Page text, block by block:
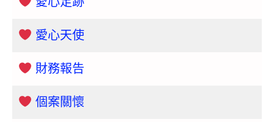
愛心天使
財務報告
個案關懷